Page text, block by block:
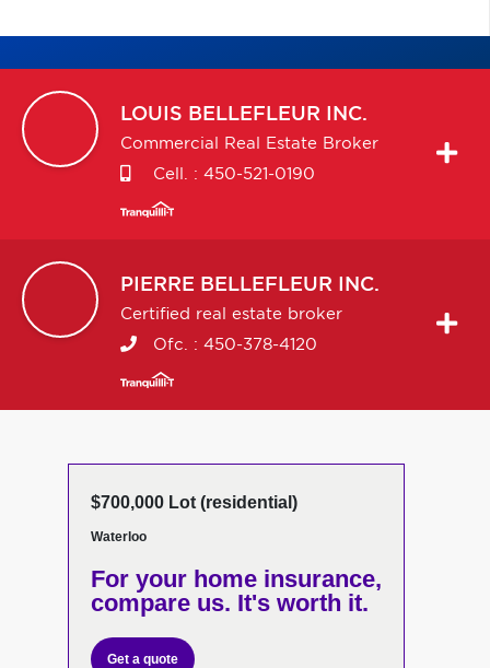
LOUIS BELLEFLEUR INC.
Commercial Real Estate Broker
Cell. : 450-521-0190
PIERRE BELLEFLEUR INC.
Certified real estate broker
Ofc. : 450-378-4120
$700,000 Lot (residential)
Waterloo
For your home insurance,
compare us. It's worth it.
Get a quote